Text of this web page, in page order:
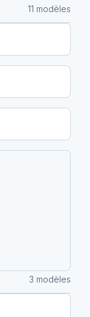
11 modèles
3 modèles